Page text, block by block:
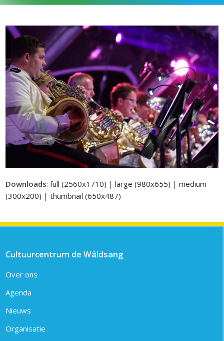
Downloads:full (2560x1710) |large (980x655) |medium
(300x200) |thumbnail (650x487)
Cultuurcentrum de Wâldsang
Over ons
Agenda
Nieuws
Organisatie